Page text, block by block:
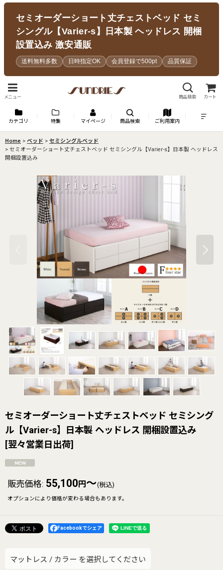
セミオーダーショート丈チェストベッド セミ
シングル【Varier-s】日本製 ヘッドレス 開梱
設置込み 激安通販
送料無料多数 日時指定OK 会員登録で500pt 品質保証
メニュー 商品検索 カート
カテゴリ 特集 マイページ 商品検索 ご利用案内
Home > ベッド > セミシングルベッド
> セミオーダーショート丈チェストベッド セミシングル【Varier-s】日本製 ヘッドレス
開梱設置込み
セミオーダーショート丈チェストベッド セミシング
ル【Varier-s】日本製 ヘッドレス 開梱設置込み
[翌々営業日出荷]
販売価格: 55,100 円 ～(税込)
オプションにより価格が変わる場合もあります。
Facebookでシェア
マットレス / カラー を選択してください